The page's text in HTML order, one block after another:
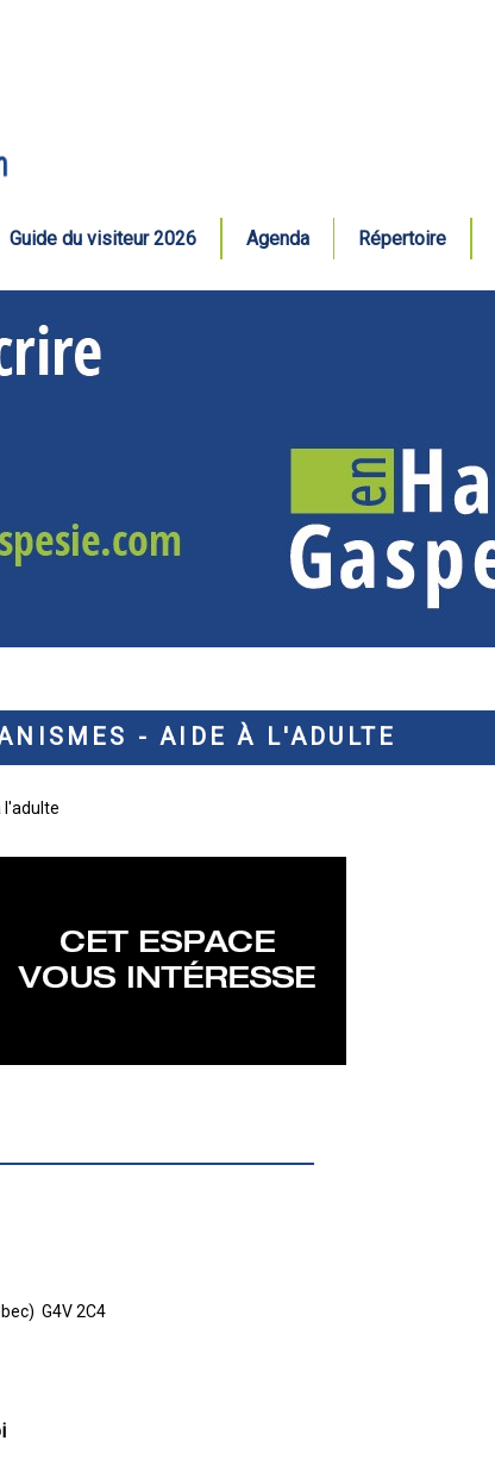
Guide du visiteur 2026 Agenda Répertoire
- AIDE À L'ADULTE
l'adulte
G4V 2C4